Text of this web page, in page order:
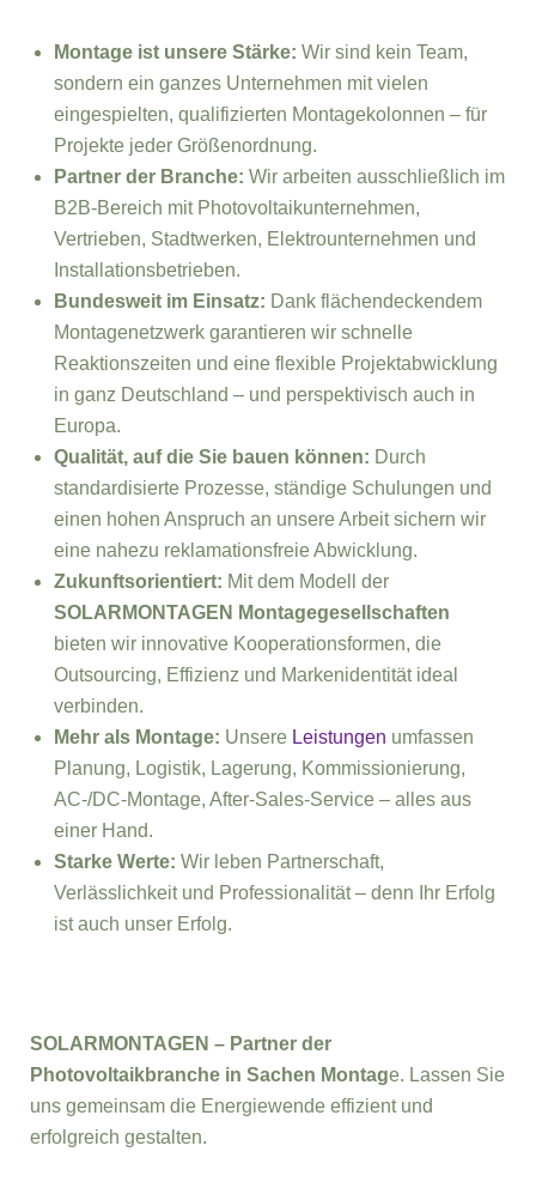
Montage ist unsere Stärke: Wir sind kein Team,
sondern ein ganzes Unternehmen mit vielen
eingespielten, qualifizierten Montagekolonnen – für
Projekte jeder Größenordnung.
Partner der Branche: Wir arbeiten ausschließlich im
B2B-Bereich mit Photovoltaikunternehmen,
Vertrieben, Stadtwerken, Elektrounternehmen und
Installationsbetrieben.
Bundesweit im Einsatz: Dank flächendeckendem
Montagenetzwerk garantieren wir schnelle
Reaktionszeiten und eine flexible Projektabwicklung
in ganz Deutschland – und perspektivisch auch in
Europa.
Qualität, auf die Sie bauen können: Durch
standardisierte Prozesse, ständige Schulungen und
einen hohen Anspruch an unsere Arbeit sichern wir
eine nahezu reklamationsfreie Abwicklung.
Zukunftsorientiert: Mit dem Modell der
SOLARMONTAGEN Montagegesellschaften
bieten wir innovative Kooperationsformen, die
Outsourcing, Effizienz und Markenidentität ideal
verbinden.
Mehr als Montage: Unsere Leistungen umfassen
Planung, Logistik, Lagerung, Kommissionierung,
AC-/DC-Montage, After-Sales-Service – alles aus
einer Hand.
Starke Werte: Wir leben Partnerschaft,
Verlässlichkeit und Professionalität – denn Ihr Erfolg
ist auch unser Erfolg.
SOLARMONTAGEN – Partner der
Photovoltaikbranche in Sachen Montage. Lassen Sie
uns gemeinsam die Energiewende effizient und
erfolgreich gestalten.